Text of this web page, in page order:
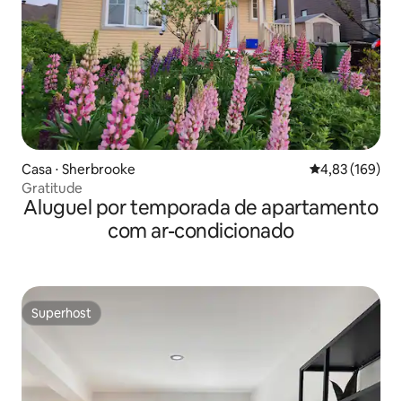
Casa ⋅ Sherbrooke 4,83 de uma
4,83 (169)
Gratitude
Aluguel por temporada de apartamento
com ar-condicionado
Superhost
Superhost